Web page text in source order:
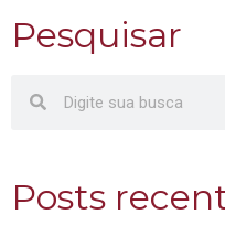
Pesquisar
Posts